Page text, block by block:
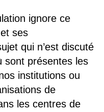
ignore ce
ses
qui n’est discuté
sont présentes les
institutions ou
de
les centres de